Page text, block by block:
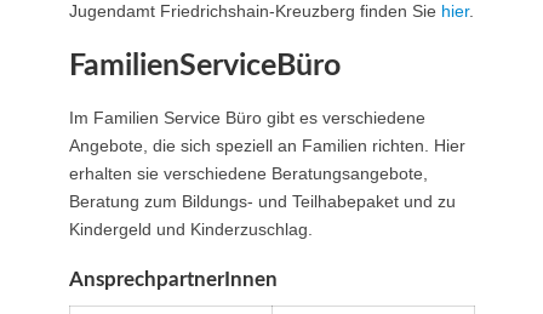
Jugendamt Friedrichshain-Kreuzberg finden Sie hier.
FamilienServiceBüro
Im Familien Service Büro gibt es verschiedene
Angebote, die sich speziell an Familien richten. Hier
erhalten sie verschiedene Beratungsangebote,
Beratung zum Bildungs- und Teilhabepaket und zu
Kindergeld und Kinderzuschlag.
AnsprechpartnerInnen